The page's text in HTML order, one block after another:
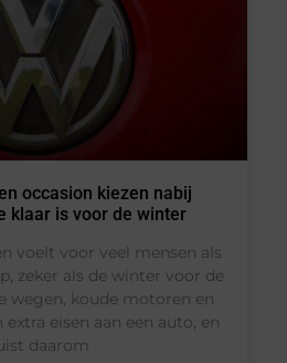
occasion kiezen nabij
klaar is voor de winter
voelt voor veel mensen als
zeker als de winter voor de
wegen, koude motoren en
eisen aan een auto, en
daarom